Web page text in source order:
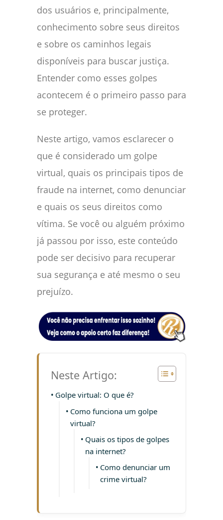
dos usuários e, principalmente,
conhecimento sobre seus direitos
e sobre os caminhos legais
disponíveis para buscar justiça.
Entender como esses golpes
acontecem é o primeiro passo para
se proteger.
Neste artigo, vamos esclarecer o
que é considerado um golpe
virtual, quais os principais tipos de
fraude na internet, como denunciar
e quais os seus direitos como
vítima. Se você ou alguém próximo
já passou por isso, este conteúdo
pode ser decisivo para recuperar
sua segurança e até mesmo o seu
prejuízo.
Neste Artigo:
Golpe virtual: O que é?
Como funciona um golpe
virtual?
Quais os tipos de golpes
na internet?
Como denunciar um
crime virtual?